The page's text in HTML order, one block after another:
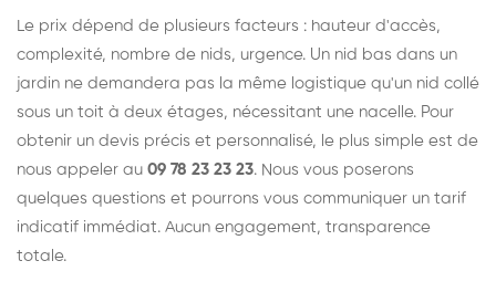
Le prix dépend de plusieurs facteurs : hauteur d'accès,
complexité, nombre de nids, urgence. Un nid bas dans un
jardin ne demandera pas la même logistique qu'un nid collé
sous un toit à deux étages, nécessitant une nacelle. Pour
obtenir un devis précis et personnalisé, le plus simple est de
nous appeler au 09 78 23 23 23. Nous vous poserons
quelques questions et pourrons vous communiquer un tarif
indicatif immédiat. Aucun engagement, transparence
totale.